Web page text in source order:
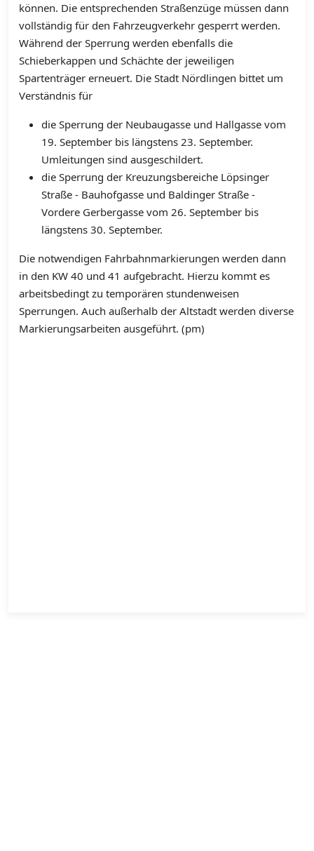
können. Die entsprechenden Straßenzüge müssen dann
vollständig für den Fahrzeugverkehr gesperrt werden.
Während der Sperrung werden ebenfalls die
Schieberkappen und Schächte der jeweiligen
Spartenträger erneuert. Die Stadt Nördlingen bittet um
Verständnis für
die Sperrung der Neubaugasse und Hallgasse vom
19. September bis längstens 23. September.
Umleitungen sind ausgeschildert.
die Sperrung der Kreuzungsbereiche Löpsinger
Straße - Bauhofgasse und Baldinger Straße -
Vordere Gerbergasse vom 26. September bis
längstens 30. September.
Die notwendigen Fahrbahnmarkierungen werden dann
in den KW 40 und 41 aufgebracht. Hierzu kommt es
arbeitsbedingt zu temporären stundenweisen
Sperrungen. Auch außerhalb der Altstadt werden diverse
Markierungsarbeiten ausgeführt. (pm)